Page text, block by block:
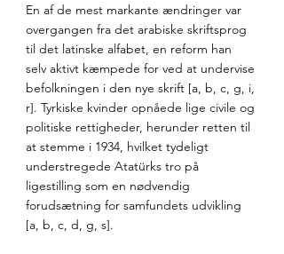
En af de mest markante ændringer var
overgangen fra det arabiske skriftsprog
til det latinske alfabet, en reform han
selv aktivt kæmpede for ved at undervise
befolkningen i den nye skrift [a, b, c, g, i,
r]. Tyrkiske kvinder opnåede lige civile og
politiske rettigheder, herunder retten til
at stemme i 1934, hvilket tydeligt
understregede Atatürks tro på
ligestilling som en nødvendig
forudsætning for samfundets udvikling
[a, b, c, d, g, s].